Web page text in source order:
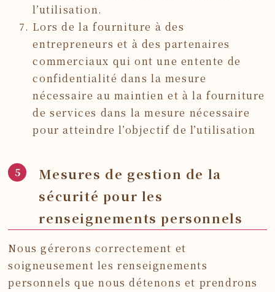
l’utilisation.
Lors de la fourniture à des
entrepreneurs et à des partenaires
commerciaux qui ont une entente de
confidentialité dans la mesure
nécessaire au maintien et à la fourniture
de services dans la mesure nécessaire
pour atteindre l’objectif de l’utilisation
Mesures de gestion de la
sécurité pour les
renseignements personnels
Nous gérerons correctement et
soigneusement les renseignements
personnels que nous détenons et prendrons